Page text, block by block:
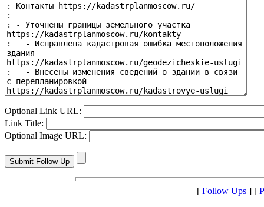
Optional Link URL:
Link Title:
Optional Image URL:
[ Follow Ups] [